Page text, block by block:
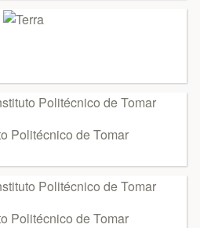
Politécnico de Tomar
Politécnico de Tomar